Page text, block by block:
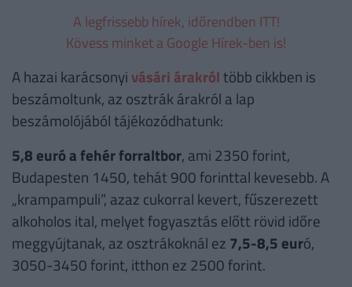
A legfrissebb hírek, időrendben ITT!
Kövess minket a Google Hírek-ben is!
A hazai karácsonyi vásári árakról több cikkben is
beszámoltunk, az osztrák árakról a lap
beszámolójából tájékozódhatunk:
5,8 euró a fehér forraltbor, ami 2350 forint,
Budapesten 1450, tehát 900 forinttal kevesebb. A
„krampampuli”, azaz cukorral kevert, fűszerezett
alkoholos ital, melyet fogyasztás előtt rövid időre
meggyújtanak, az osztrákoknál ez 7,5-8,5 euró,
3050-3450 forint, itthon ez 2500 forint.